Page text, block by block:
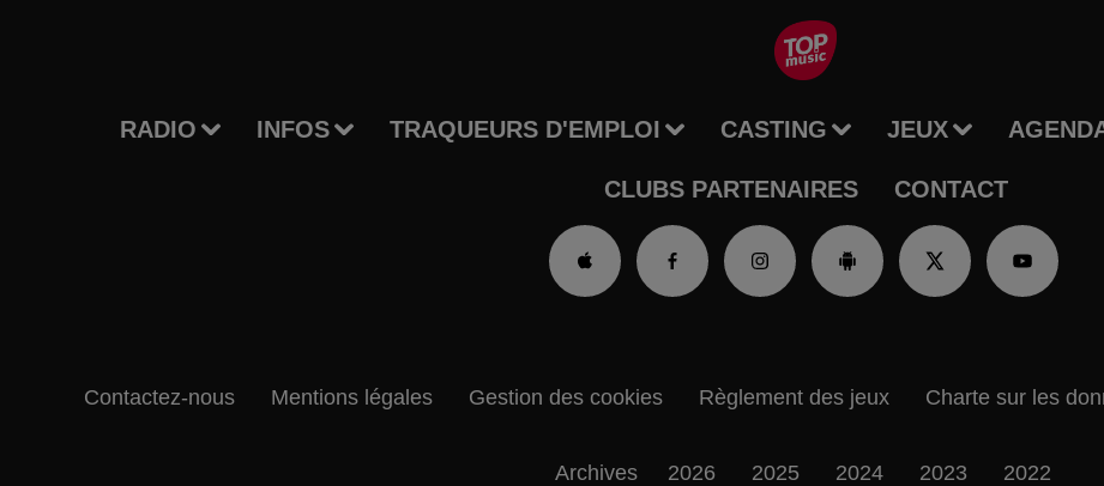
RADIO INFOS TRAQUEURS D'EMPLOI CASTING JEUX
CLUBS PARTENAIRES CONTACT
Contactez-nous Mentions légales Gestion des cookies Règlement des jeux Charte sur les
Archives 2026 2025 2024 2023 2022